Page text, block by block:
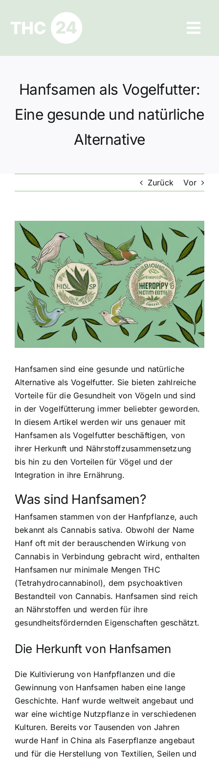
springen
Ratgeber
Hilfe und Kontakt
Datenschutz
Hanfsamen als Vogelfutter:
Eine gesunde und natürliche
Alternative
Zurück Vor
Zeige
grösseres
Hanfsamen sind eine gesunde und natürliche
Alternative als Vogelfutter. Sie bieten zahlreiche
Vorteile für die Gesundheit von Vögeln und sind
in der Vogelfütterung immer beliebter geworden.
In diesem Artikel werden wir uns genauer mit
Hanfsamen als Vogelfutter beschäftigen, von
ihrer Herkunft und Nährstoffzusammensetzung
bis hin zu den Vorteilen für Vögel und der
Integration in ihre Ernährung.
Was sind Hanfsamen?
Hanfsamen stammen von der Hanfpflanze, auch
bekannt als Cannabis sativa. Obwohl der Name
Hanf oft mit der berauschenden Wirkung von
Cannabis in Verbindung gebracht wird, enthalten
Hanfsamen nur minimale Mengen THC
(Tetrahydrocannabinol), dem psychoaktiven
Bestandteil von Cannabis. Hanfsamen sind reich
an Nährstoffen und werden für ihre
gesundheitsfördernden Eigenschaften geschätzt.
Die Herkunft von Hanfsamen
Die Kultivierung von Hanfpflanzen und die
Gewinnung von Hanfsamen haben eine lange
Geschichte. Hanf wurde weltweit angebaut und
war eine wichtige Nutzpflanze in verschiedenen
Kulturen. Bereits vor Tausenden von Jahren
wurde Hanf in China als Faserpflanze angebaut
und für die Herstellung von Textilien, Seilen und